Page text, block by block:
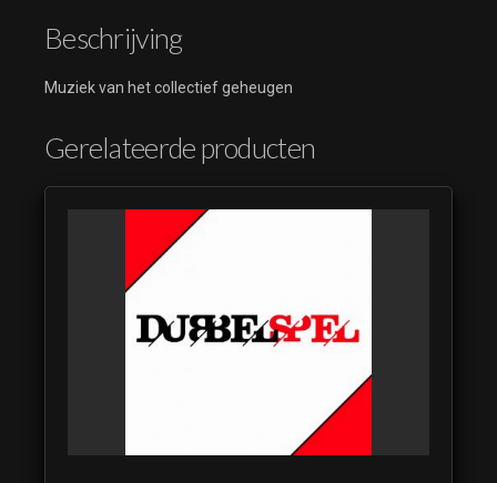
Beschrijving
Muziek van het collectief geheugen
Gerelateerde producten